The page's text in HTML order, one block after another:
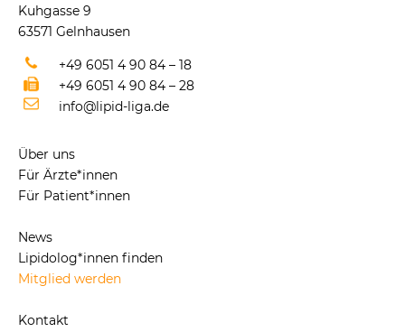
Kuhgasse 9
63571 Gelnhausen
+49 6051 4 90 84 – 18
+49 6051 4 90 84 – 28
info@lipid-liga.de
Über uns
Für Ärzte*innen
Für Patient*innen
News
Lipidolog*innen finden
Mitglied werden
Kontakt